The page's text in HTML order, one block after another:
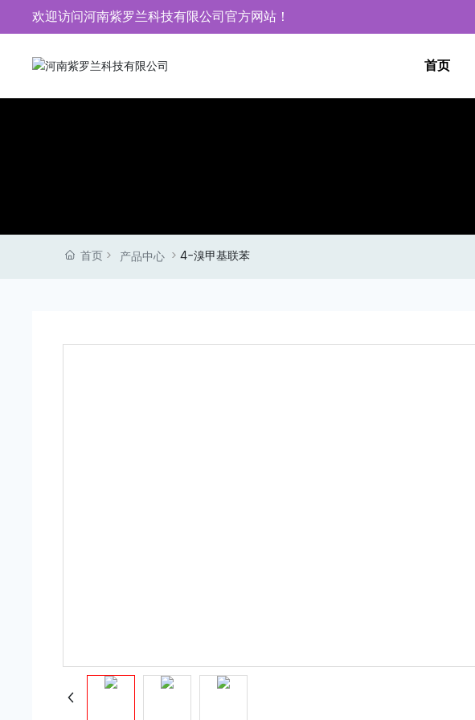
page contents
兰
官
欢迎访问河南紫罗兰科技有限公司官方网站！
首页
首页 产品中心 4-溴甲基联苯